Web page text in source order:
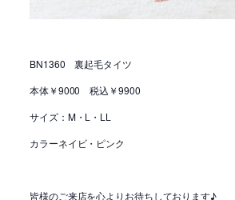
BN1360 裏起毛タイツ
本体￥9000 税込￥9900
サイズ：M・L・LL
カラーネイビ・ピンク
皆様のご来店を心よりお待ちしております♪